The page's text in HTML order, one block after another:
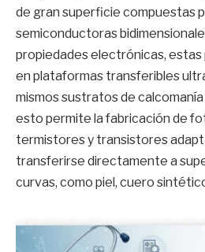
de gran superficie compuestas
semiconductoras
propiedades electrónicas, estas
en plataformas transferibles
mismos sustratos de
esto permite la fabricación de
termistores y transistores
transferirse directamente a
curvas, como piel, cuero